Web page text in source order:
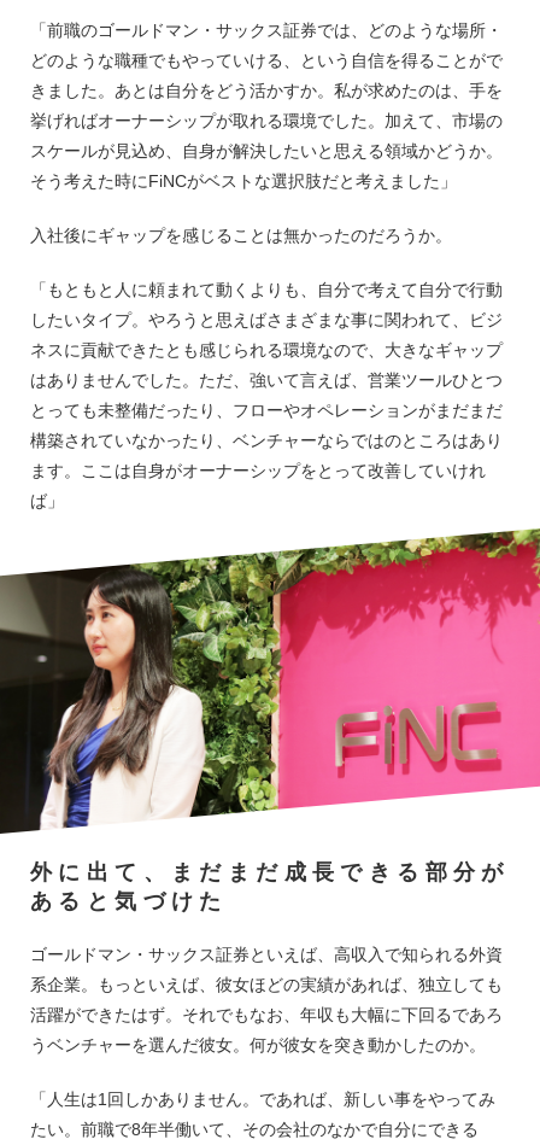
「前職のゴールドマン・サックス証券では、どのような場所・
どのような職種でもやっていける、という自信を得ることがで
きました。あとは自分をどう活かすか。私が求めたのは、手を
挙げればオーナーシップが取れる環境でした。加えて、市場の
スケールが見込め、自身が解決したいと思える領域かどうか。
そう考えた時にFiNCがベストな選択肢だと考えました」
入社後にギャップを感じることは無かったのだろうか。
「もともと人に頼まれて動くよりも、自分で考えて自分で行動
したいタイプ。やろうと思えばさまざまな事に関われて、ビジ
ネスに貢献できたとも感じられる環境なので、大きなギャップ
はありませんでした。ただ、強いて言えば、営業ツールひとつ
とっても未整備だったり、フローやオペレーションがまだまだ
構築されていなかったり、ベンチャーならではのところはあり
ます。ここは自身がオーナーシップをとって改善していけれ
ば」
外に出て、まだまだ成長できる部分が
あると気づけた
ゴールドマン・サックス証券といえば、高収入で知られる外資
系企業。もっといえば、彼女ほどの実績があれば、独立しても
活躍ができたはず。それでもなお、年収も大幅に下回るであろ
うベンチャーを選んだ彼女。何が彼女を突き動かしたのか。
「人生は1回しかありません。であれば、新しい事をやってみ
たい。前職で8年半働いて、その会社のなかで自分にできる